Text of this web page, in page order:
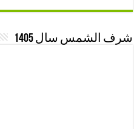
شرف الشمس سال 1405